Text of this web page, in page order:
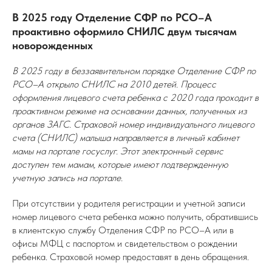
В 2025 году Отделение СФР по РСО–А
проактивно оформило СНИЛС двум тысячам
новорожденных
В 2025 году в беззаявительном порядке Отделение СФР по
РСО–А открыло СНИЛС на 2010 детей. Процесс
оформления лицевого счета ребенка с 2020 года проходит в
проактивном режиме на основании данных, полученных из
органов ЗАГС. Страховой номер индивидуального лицевого
счета (СНИЛС) малыша направляется в личный кабинет
мамы на портале госуслуг. Этот электронный сервис
доступен тем мамам, которые имеют подтвержденную
учетную запись на портале.
При отсутствии у родителя регистрации и учетной записи
номер лицевого счета ребенка можно получить, обратившись
в клиентскую службу Отделения СФР по РСО–А или в
офисы МФЦ с паспортом и свидетельством о рождении
ребенка. Страховой номер предоставят в день обращения.